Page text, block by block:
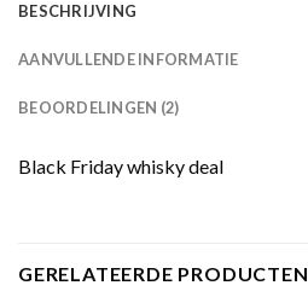
BESCHRIJVING
AANVULLENDE INFORMATIE
BEOORDELINGEN (2)
Black Friday whisky deal
GERELATEERDE PRODUCTEN